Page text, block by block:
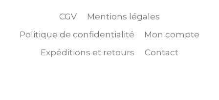
CGV
Mentions légales
Politique de confidentialité
Mon compte
Expéditions et retours
Contact